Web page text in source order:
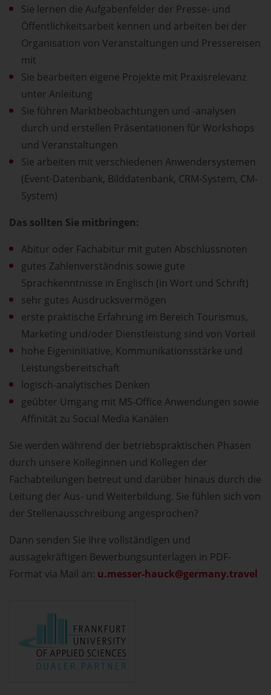
Sie lernen die Aufgabenfelder der Presse- und
Öffentlichkeitsarbeit kennen und arbeiten bei der
Organisation von Veranstaltungen und Pressereisen
mit
Sie bearbeiten eigene Projekte mit Praxisrelevanz
unter Anleitung
Sie führen Marktbeobachtungen und -analysen
durch und erstellen Präsentationen für Workshops
und Veranstaltungen
Sie arbeiten mit verschiedenen Anwendersystemen
(Event-Datenbank, Bilddatenbank, CRM-System, CM-
System)
Das sollten Sie mitbringen:
Abitur oder Fachabitur mit guten Abschlussnoten
gutes Zahlenverständnis sowie gute
Sprachkenntnisse in Englisch (in Wort und Schrift)
sehr gutes Ausdrucksvermögen
erste praktische Erfahrung im Bereich Tourismus,
Marketing und/oder Dienstleistung sind von Vorteil
hohe Eigeninitiative, Kommunikationsstärke und
Leistungsbereitschaft
logisch-analytisches Denken
geübter Umgang mit MS-Office Anwendungen sowie
Affinität zu Social Media Kanälen
Sie werden während der betriebspraktischen Phasen
durch unsere Kolleginnen und Kollegen der
Fachabteilungen betreut und darüber hinaus durch die
Leitung der Aus- und Weiterbildung. Sie fühlen sich von
der Stellenausschreibung angesprochen?
Dann senden Sie Ihre vollständigen und
aussagekräftigen Bewerbungsunterlagen in PDF-
Format via Mail an: u.messer-hauck germany.travel